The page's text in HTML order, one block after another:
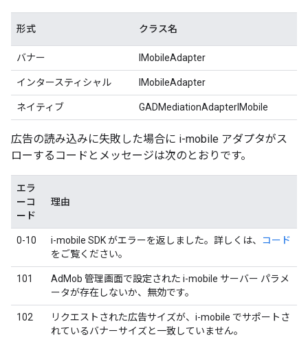
形式 クラス名
バナー IMobileAdapter
インタースティシャル IMobileAdapter
ネイティブ GADMediationAdapterIMobile
広告の読み込みに失敗した場合に i-mobile アダプタがス
ローするコードとメッセージは次のとおりです。
エラ
ーコ
ード
理由
0-10 i-mobile SDK がエラーを返しました。詳しくは、 コード
をご覧ください。
101
AdMob 管理画面で設定された i-mobile サーバー パラメ
ータが存在しないか、無効です。
102
リクエストされた広告サイズが、i-mobile でサポートさ
れているバナーサイズと一致していません。